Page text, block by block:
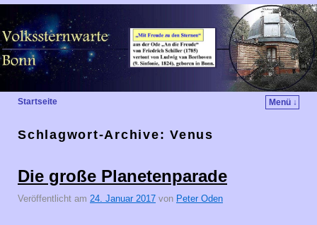
Startseite Menü ↓
Schlagwort-Archive:Venus
Die große Planetenparade
Veröffentlicht am 24. Januar 2017 von Peter Oden